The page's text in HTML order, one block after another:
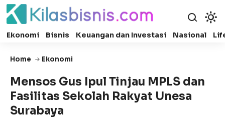
Ekonomi Bisnis Keuangan dan Investasi Nasional
Home Ekonomi
Mensos Gus Ipul Tinjau MPLS dan
Fasilitas Sekolah Rakyat Unesa
Surabaya